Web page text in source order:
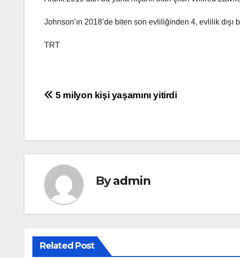
Johnson’ın 2018’de biten son evliliğinden 4, evlilik
TRT
Yazı
5 milyon kişi yaşamını yitirdi
Byadmin
Related Post